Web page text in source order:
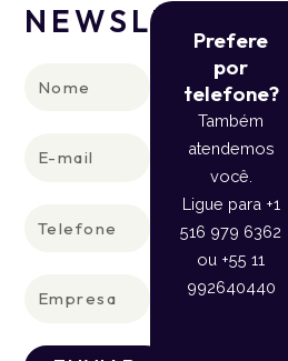
NEWSLETTER
Prefere
por
telefone?
Também
atendemos
você.
Ligue para +1
516 979 6362
ou +55 11
992640440